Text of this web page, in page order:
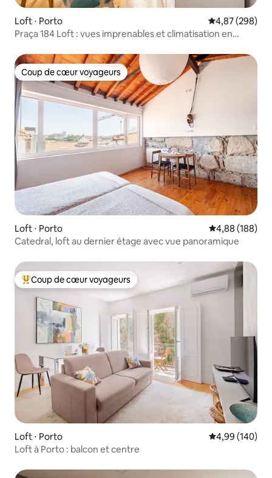
Loft ⋅ Porto Évaluation
4,87 (298)
Praça 184 Loft : vues imprenables et climatisation en
Coup de cœur voyageurs
Coup de cœur voyageurs
Loft ⋅ Porto Évaluation
4,88 (188)
Catedral, loft au dernier étage avec vue panoramique
Coups de cœur voyageurs les plus appréciés
Coup de cœur voyageurs
Loft ⋅ Porto Évaluation
4,99 (140)
Loft à Porto : balcon et centre